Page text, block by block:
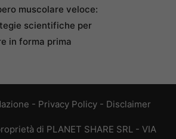
muscolare veloce:
scientifiche per
in forma prima
- Privacy Policy - Disclaimer
di PLANET SHARE SRL - VIA